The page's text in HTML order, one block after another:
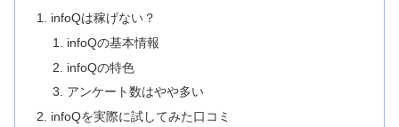
infoQは稼げない？
infoQの基本情報
infoQの特色
アンケート数はやや多い
infoQを実際に試してみた口コミ